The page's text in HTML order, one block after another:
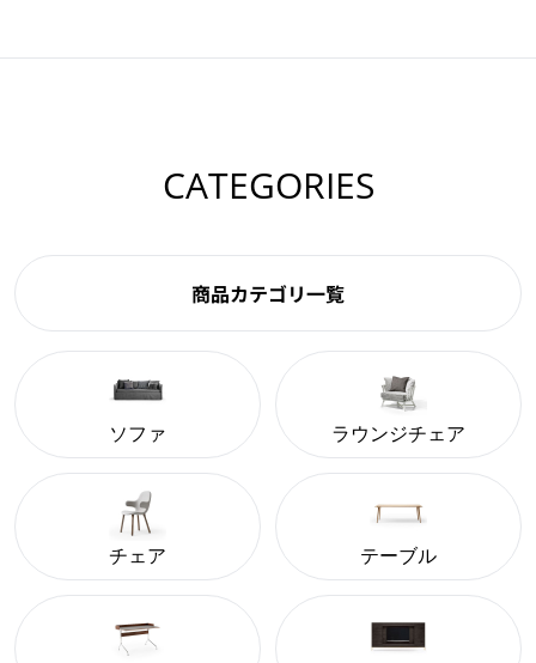
CATEGORIES
商品カテゴリ一覧
ソファ ラウンジチェア
チェア テーブル